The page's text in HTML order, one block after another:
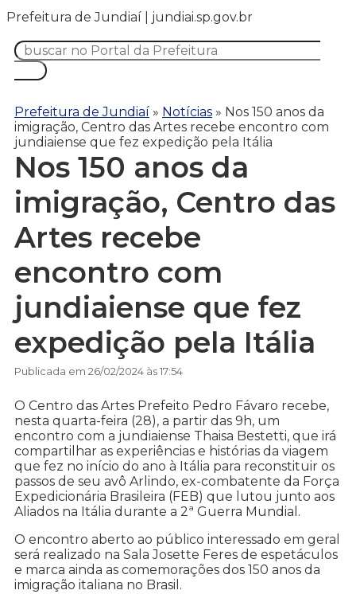
Prefeitura de Jundiaí | jundiai.sp.gov.br
Prefeitura de Jundiaí » Notícias » Nos 150 anos da
imigração, Centro das Artes recebe encontro com
jundiaiense que fez expedição pela Itália
Nos 150 anos da
imigração, Centro das
Artes recebe
encontro com
jundiaiense que fez
expedição pela Itália
Publicada em 26/02/2024 às 17:54
O Centro das Artes Prefeito Pedro Fávaro recebe,
nesta quarta-feira (28), a partir das 9h, um
encontro com a jundiaiense Thaisa Bestetti, que irá
compartilhar as experiências e histórias da viagem
que fez no início do ano à Itália para reconstituir os
passos de seu avô Arlindo, ex-combatente da Força
Expedicionária Brasileira (FEB) que lutou junto aos
Aliados na Itália durante a 2ª Guerra Mundial.
O encontro aberto ao público interessado em geral
será realizado na Sala Josette Feres de espetáculos
e marca ainda as comemorações dos 150 anos da
imigração italiana no Brasil.